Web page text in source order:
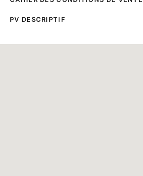
PV DESCRIPTIF